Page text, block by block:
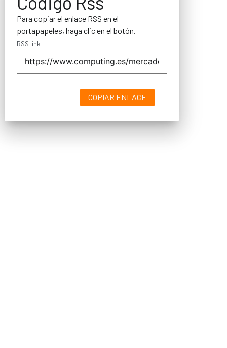
Para copiar el enlace RSS en el
portapapeles, haga clic en el botón.
RSS link
COPIAR ENLACE